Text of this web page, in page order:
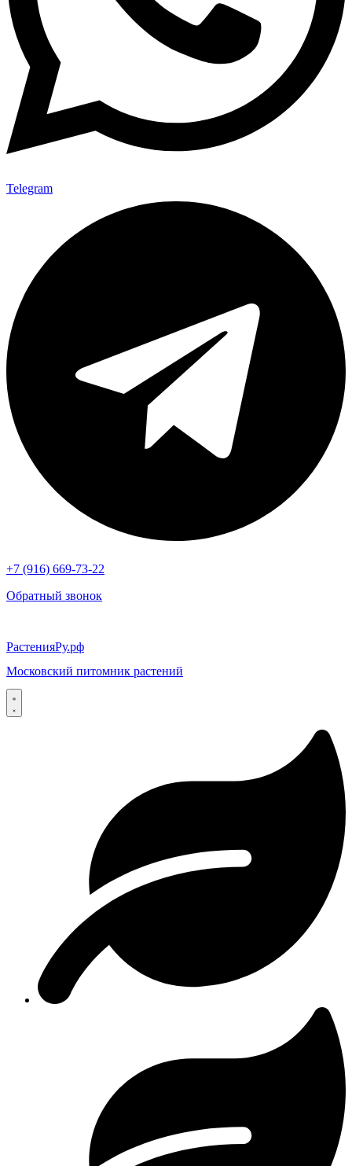
Telegram
+7 (916) 669-73-22
Обратный звонок
РастенияРу.рф
Московский питомник растений